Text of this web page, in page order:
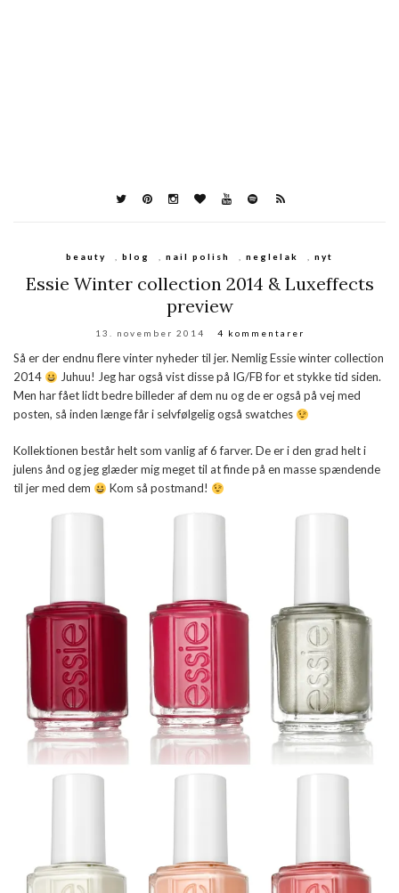
beauty , blog , nail polish , neglelak , nyt
Essie Winter collection 2014 & Luxeffects
preview
13. november 2014 4 kommentarer
Så er der endnu flere vinter nyheder til jer. Nemlig Essie winter collection
2014
Juhuu! Jeg har også vist disse på IG/FB for et stykke tid siden.
Men har fået lidt bedre billeder af dem nu og de er også på vej med
posten, så inden længe får i selvfølgelig også swatches
Kollektionen består helt som vanlig af 6 farver. De er i den grad helt i
julens ånd og jeg glæder mig meget til at finde på en masse spændende
til jer med dem
Kom så postmand!